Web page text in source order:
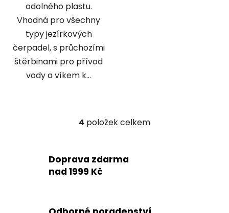
odolného plastu.
Vhodná pro všechny
typy jezírkových
čerpadel, s průchozími
štěrbinami pro přívod
vody a víkem k...
O
á
í
4 položek celkem
Doprava zdarma
nad 1999 Kč